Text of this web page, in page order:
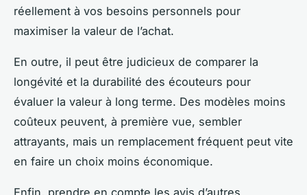
réellement à vos besoins personnels pour
maximiser la valeur de l’achat.
En outre, il peut être judicieux de comparer la
longévité et la durabilité des écouteurs pour
évaluer la valeur à long terme. Des modèles moins
coûteux peuvent, à première vue, sembler
attrayants, mais un remplacement fréquent peut vite
en faire un choix moins économique.
Enfin, prendre en compte les avis d’autres